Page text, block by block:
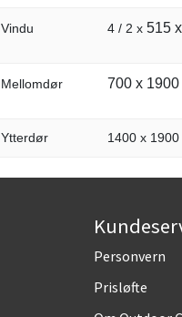
Vindu 4 / 2 x 515
Mellomdør 700 x 1900
Ytterdør 1400 x
Personvern
Prisløfte